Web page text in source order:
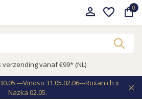
0
verzending vanaf €99* (NL)
---Vinoso 31.05.02.06---Roxanich x
Nazka 02.05.